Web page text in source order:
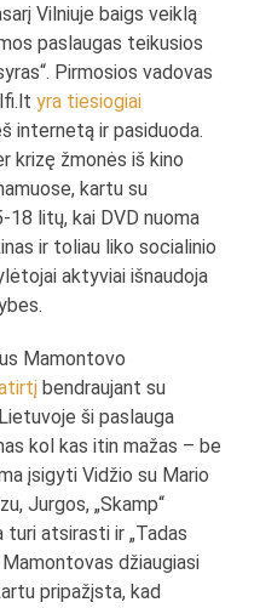
Vilniuje baigs veiklą
paslaugas teikusios
Pirmosios vadovas
yra tiesiogiai
internetą ir pasiduoda.
krizę žmonės iš kino
kartu su
18 litų, kai DVD nuoma
ir toliau liko socialinio
aktyviai išnaudoja
Mamontovo
bendraujant su
ši paslauga
kol kas itin mažas – be
įsigyti Vidžio su Mario
Jurgos, „Skamp“
turi atsirasti ir „Tadas
Mamontovas džiaugiasi
pripažįsta, kad